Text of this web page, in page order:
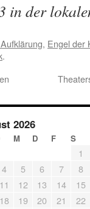
in der
, Engel der
.
2026
M D F S
1
4 5 6 7
8
11 12 13 14
15
18 19 20 21
22